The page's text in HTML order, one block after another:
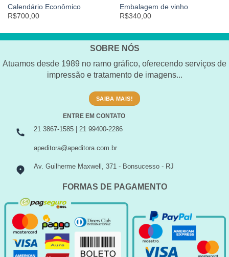
Calendário Econômico
R$700,00
Embalagem de vinho
R$340,00
SOBRE NÓS
Atuamos desde 1989 no ramo gráfico, oferecendo serviços de
impressão e tratamento de imagens...
SAIBA MAIS!
ENTRE EM CONTATO
21 3867-1585 | 21 99400-2286
apeditora@apeditora.com.br
Av. Guilherme Maxwell, 371 - Bonsucesso - RJ
FORMAS DE PAGAMENTO